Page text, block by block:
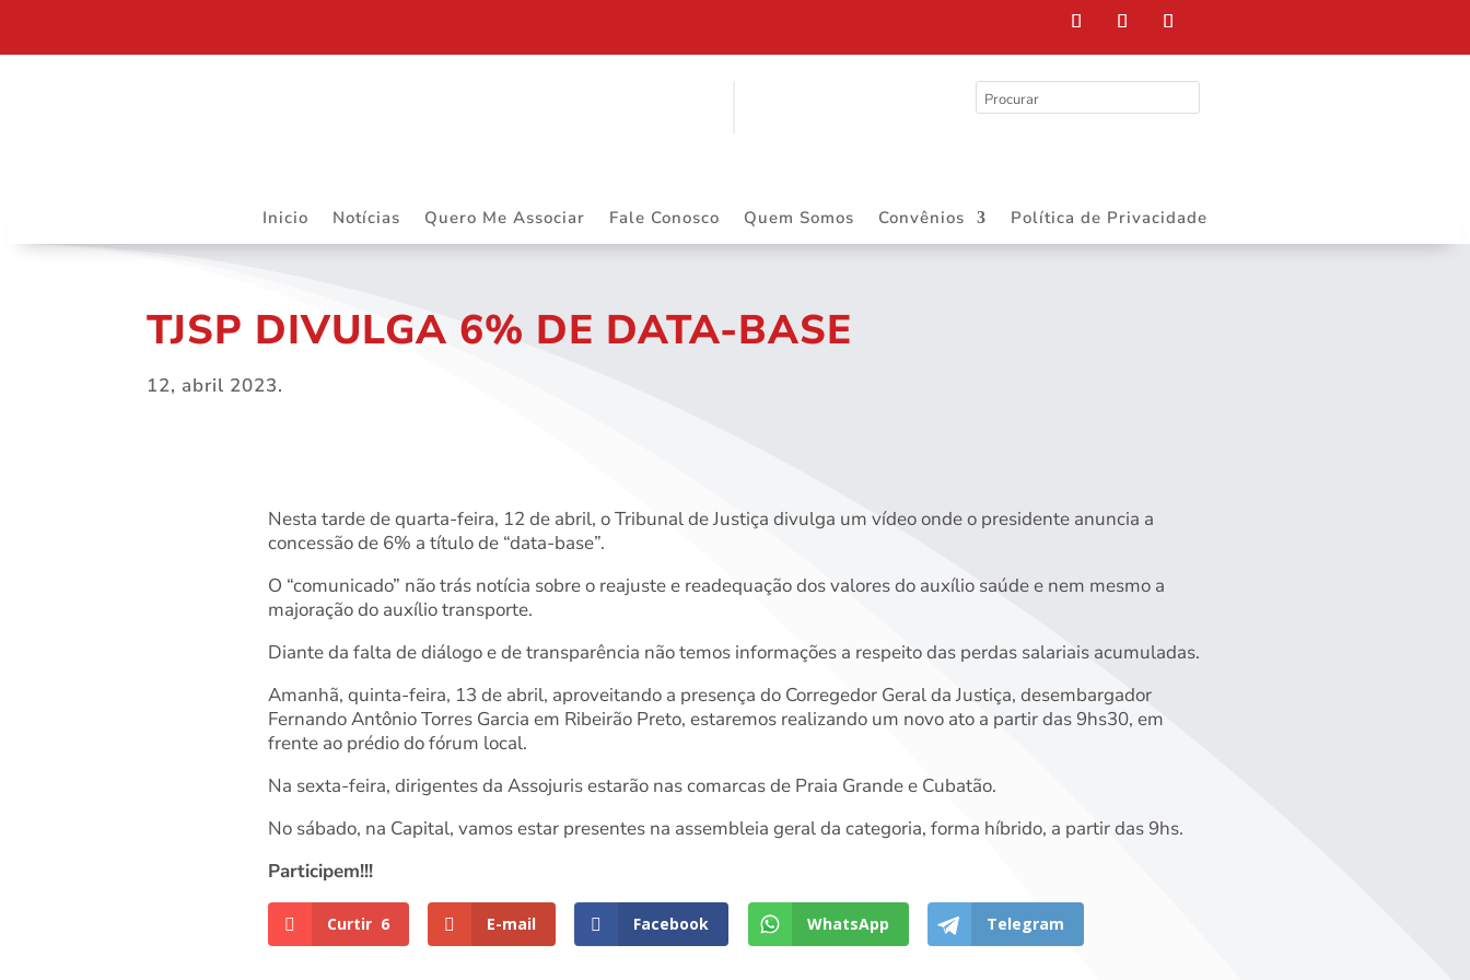
Inicio Notícias Quero Me Associar Fale Conosco Quem Somos Convênios Política de Privacidade
TJSP DIVULGA 6% DE DATA-BASE
12, abril 2023.
Nesta tarde de quarta-feira, 12 de abril, o Tribunal de Justiça divulga um vídeo onde o presidente anuncia a
concessão de 6% a título de “data-base”.
O “comunicado” não trás notícia sobre o reajuste e readequação dos valores do auxílio saúde e nem mesmo a
majoração do auxílio transporte.
Diante da falta de diálogo e de transparência não temos informações a respeito das perdas salariais acumuladas.
Amanhã, quinta-feira, 13 de abril, aproveitando a presença do Corregedor Geral da Justiça, desembargador
Fernando Antônio Torres Garcia em Ribeirão Preto, estaremos realizando um novo ato a partir das 9hs30, em
frente ao prédio do fórum local.
Na sexta-feira, dirigentes da Assojuris estarão nas comarcas de Praia Grande e Cubatão.
No sábado, na Capital, vamos estar presentes na assembleia geral da categoria, forma híbrido, a partir das 9hs.
Participem!!!
Curtir 6 E-mail Facebook WhatsApp Telegram